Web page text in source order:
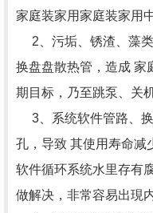
家庭装家用家庭装家用
2、污垢、锈渣、藻类
换盘盘散热管，造成 家
期目标，乃至跳泵、关机
3、系统软件管路、
孔，导致 其使用寿命减
软件循环系统水里存有
做解决，非常容易出現